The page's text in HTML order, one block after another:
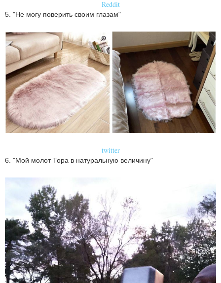
Reddit
5. "Не могу поверить своим глазам"
twitter
6. "Мой молот Тора в натуральную величину"